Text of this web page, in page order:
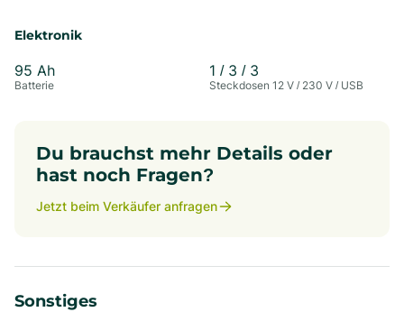
Elektronik
95 Ah
Batterie
1 / 3 / 3
Steckdosen 12 V / 230 V / USB
Du brauchst mehr Details oder
hast noch Fragen?
Jetzt beim Verkäufer anfragen
Sonstiges